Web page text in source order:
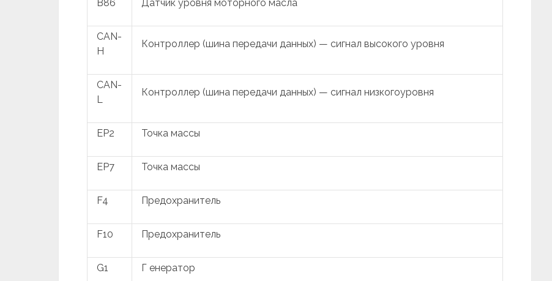
B86 Датчик уровня моторного масла
CAN-
H
Контроллер (шина передачи данных) — сигнал высокого уровня
CAN-
L
Контроллер (шина передачи данных) — сигнал низкогоуровня
EP2 Точка массы
EP7 Точка массы
F4 Предохранитель
F10 Предохранитель
G1 Г енератор